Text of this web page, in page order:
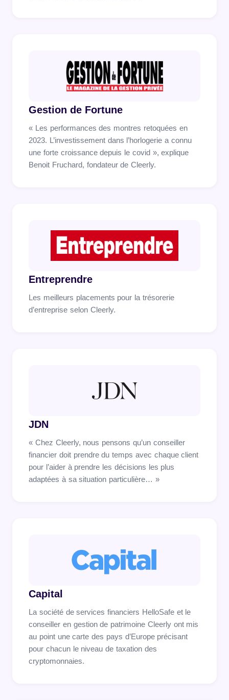
Gestion de Fortune
« Les performances des montres retoquées en
2023. L’investissement dans l’horlogerie a connu
une forte croissance depuis le covid », explique
Benoit Fruchard, fondateur de Cleerly.
Entreprendre
Les meilleurs placements pour la trésorerie
d’entreprise selon Cleerly.
JDN
« Chez Cleerly, nous pensons qu’un conseiller
financier doit prendre du temps avec chaque client
pour l’aider à prendre les décisions les plus
adaptées à sa situation particulière… »
Capital
La société de services financiers HelloSafe et le
conseiller en gestion de patrimoine Cleerly ont mis
au point une carte des pays d’Europe précisant
pour chacun le niveau de taxation des
cryptomonnaies.